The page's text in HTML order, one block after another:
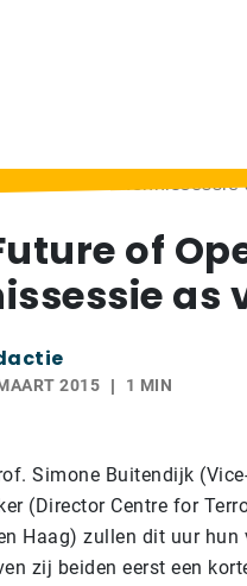
Education Kennissessie
of
as
2015 1 MIN
Simone Buitendijk
(Director Centre for
Haag) zullen dit uur
zij beiden eerst een